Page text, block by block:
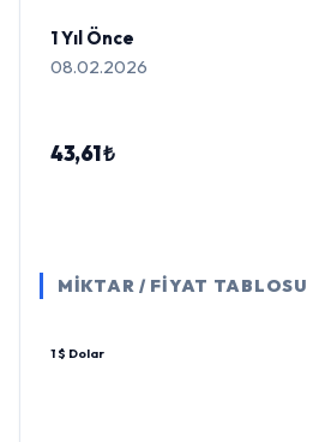
1 Yıl Önce
08.02.2026
43,61 ₺
MİKTAR / FİYAT TABLOSU
1 $ Dolar